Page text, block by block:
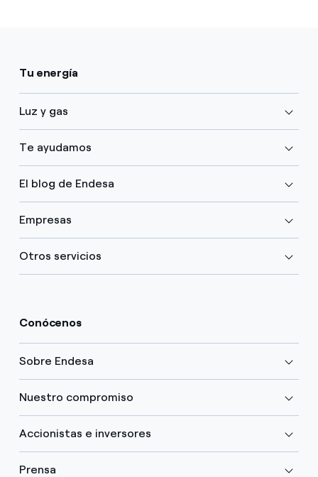
Tu energía
Luz y gas
Te ayudamos
El blog de Endesa
Empresas
Otros servicios
Conócenos
Sobre Endesa
Nuestro compromiso
Accionistas e inversores
Prensa